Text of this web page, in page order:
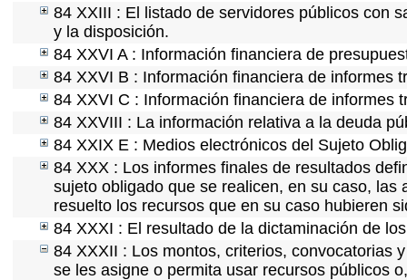
84 XXIII : El listado de servidores públicos con
y la disposición.
84 XXVI A : Información financiera de
84 XXVI B : Información financiera de informes
84 XXVI C : Información financiera de informes
84 XXVIII : La información relativa a la deuda
84 XXIX E : Medios electrónicos del Sujeto
84 XXX : Los informes finales de resultados
sujeto obligado que se realicen, en su caso,
resuelto los recursos que en su caso hubieren
84 XXXI : El resultado de la dictaminación de
84 XXXII : Los montos, criterios, convocatorias
se les asigne o permita usar recursos públicos